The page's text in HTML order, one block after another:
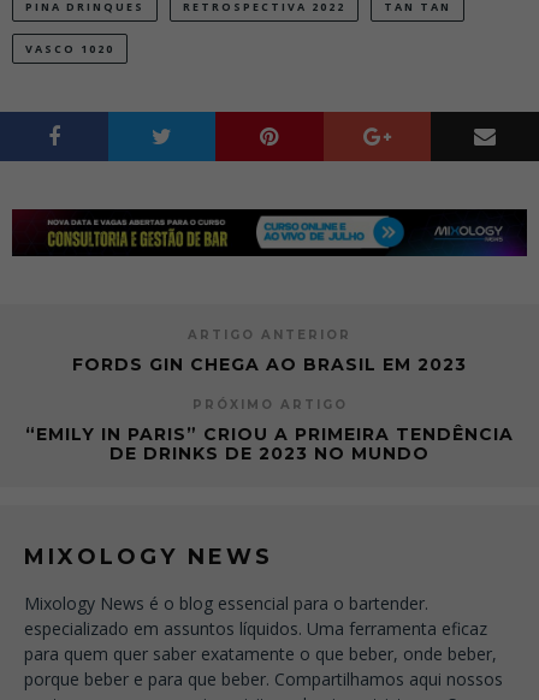
PINA DRINQUES RETROSPECTIVA 2022 TAN TAN
VASCO 1020
ARTIGO ANTERIOR
FORDS GIN CHEGA AO BRASIL EM 2023
PRÓXIMO ARTIGO
“EMILY IN PARIS” CRIOU A PRIMEIRA TENDÊNCIA
DE DRINKS DE 2023 NO MUNDO
MIXOLOGY NEWS
Mixology News é o blog essencial para o bartender.
especializado em assuntos líquidos. Uma ferramenta eficaz
para quem quer saber exatamente o que beber, onde beber,
porque beber e para que beber. Compartilhamos aqui nossos